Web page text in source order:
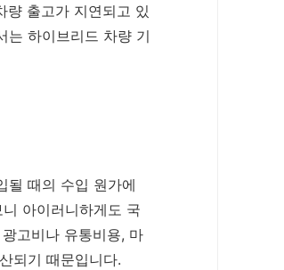
량 출고가 지연되고 있
는 하이브리드 차량 기
될 때의 수입 원가에
아이러니하게도 국
고비나 유통비용, 마
되기 때문입니다.